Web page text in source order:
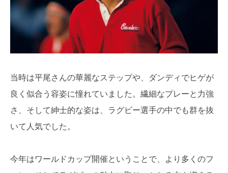
当時は平尾さんの華麗なステップや、ダンディでヒゲが
良く似合う容姿に憧れていました。繊細なプレーと力強
さ、そして紳士的な姿は、ラグビー選手の中でも群を抜
いて人気でした。
今年はワールドカップ開催ということで、より多くのフ